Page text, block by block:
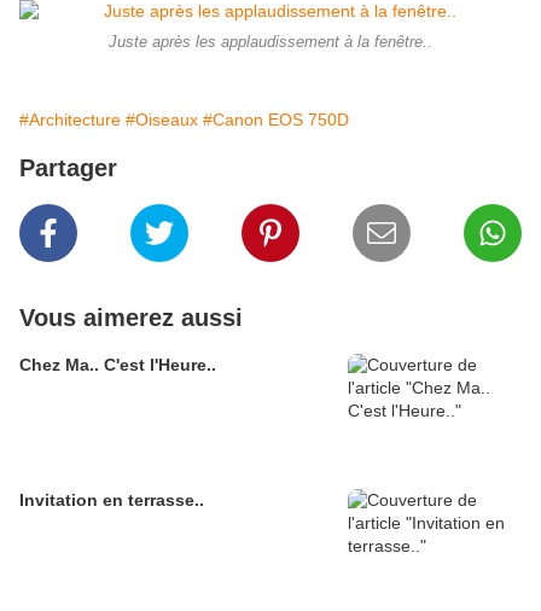
Juste après les applaudissement à la fenêtre..
#Architecture #Oiseaux #Canon EOS 750D
Partager
Vous aimerez aussi
Chez Ma.. C'est l'Heure..
Invitation en terrasse..